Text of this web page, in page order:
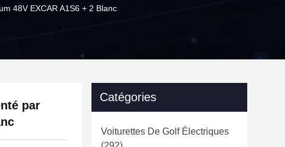
48V EXCAR A1S6 + 2 Blanc
par
Catégories
Voiturettes De Golf Électriques